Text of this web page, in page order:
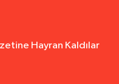
Hayran Kaldılar